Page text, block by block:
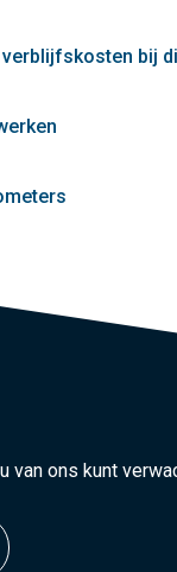
bij
van ons kunt